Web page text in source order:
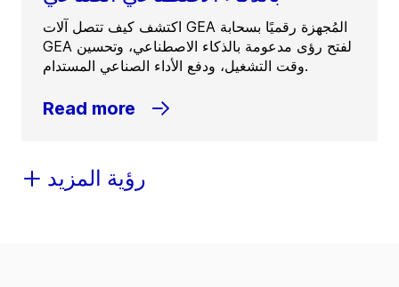
اكتشف كيف تتصل آلات GEA المُجهزة رقميًا بسحابة
GEA لفتح رؤى مدعومة بالذكاء الاصطناعي، وتحسين
وقت التشغيل، ودفع الأداء الصناعي المستدام.
Read more
رؤية المزيد